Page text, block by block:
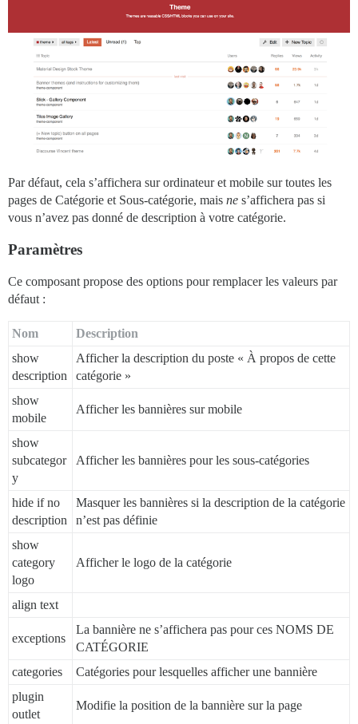
Par défaut, cela s’affichera sur ordinateur et mobile sur toutes les
pages de Catégorie et Sous-catégorie, mais ne s’affichera pas si
vous n’avez pas donné de description à votre catégorie.
Paramètres
Ce composant propose des options pour remplacer les valeurs par
défaut :
Nom
Description
show
description
Afficher la description du poste « À propos de cette
catégorie »
show
mobile
Afficher les bannières sur mobile
show
subcategor
y
Afficher les bannières pour les sous-catégories
hide if no
description
Masquer les bannières si la description de la catégorie
n’est pas définie
show
category
logo
Afficher le logo de la catégorie
align text
exceptions
La bannière ne s’affichera pas pour ces NOMS DE
CATÉGORIE
categories
Catégories pour lesquelles afficher une bannière
plugin
outlet
Modifie la position de la bannière sur la page